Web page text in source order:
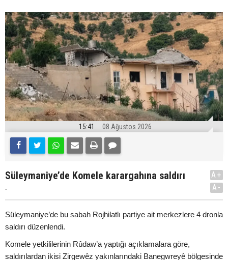
15:41 08 Ağustos 2026
Süleymaniye’de Komele karargahına saldırı
.
A+
A-
Süleymaniye’de bu sabah Rojhilatlı partiye ait merkezlere 4 dronla
saldırı düzenlendi.
Komele yetkililerinin Rûdaw’a yaptığı açıklamalara göre,
saldırılardan ikisi Zirgewêz yakınlarındaki Banegwreyê bölgesinde